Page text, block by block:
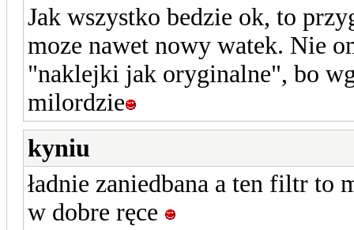
Jak wszystko bedzie ok, to
moze nawet nowy watek. Nie
"naklejki jak oryginalne", bo
milordzie
kyniu
ładnie zaniedbana a ten filtr to
w dobre ręce